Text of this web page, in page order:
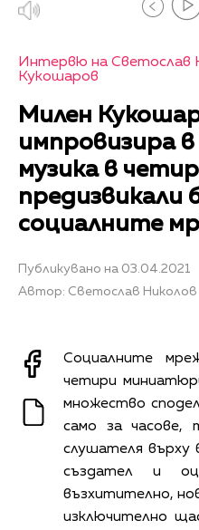
Интервю на Светослав
Кукошаров
Милен
импровизира
музика в
предизвикали
социалните
Публикувано на 03.04.2021
Автор: Светослав Николов
Социалните
четири
множество
само за часове,
слушателя
създател и
възхитително,
изключително